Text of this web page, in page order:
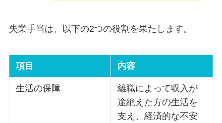
失業手当は、以下の2つの役割を果たします。
項目 内容
生活の保障
離職によって収入が
途絶えた方の生活を
支え、経済的な不安